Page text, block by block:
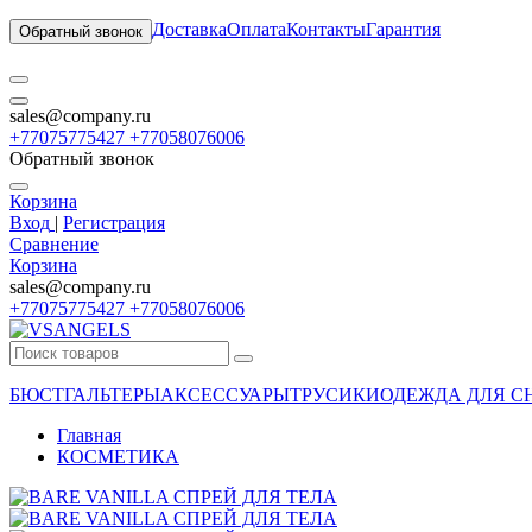
Обратный звонок ДоставкаОплатаКонтактыГарантия
sales@company.ru
+77075775427 +77058076006
Обратный звонок
Корзина
Вход | Регистрация
Сравнение
Корзина
sales@company.ru
+77075775427 +77058076006
БЮСТГАЛЬТЕРЫАКСЕССУАРЫТРУСИКИОДЕЖДА ДЛЯ
Главная
КОСМЕТИКА